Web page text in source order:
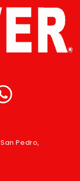
Pedro,